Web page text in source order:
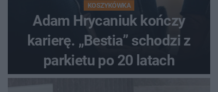
KOSZYKÓWKA
Adam Hrycaniuk kończy
karierę. „Bestia” schodzi z
parkietu po 20 latach